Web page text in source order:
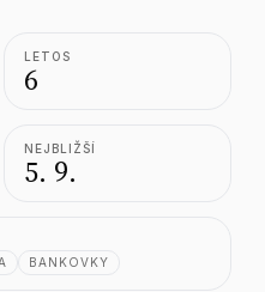
LETOS
6
NEJBLIŽŠÍ
5. 9.
BANKOVKY